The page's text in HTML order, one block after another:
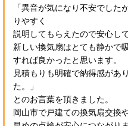
「異音が気になり不安でした
りやすく
説明してもらえたので安心し
新しい換気扇はとても静かで
すれば良かったと思います。
見積もりも明確で納得感があ
た。」
とのお言葉を頂きました。
岡山市で戸建ての換気扇交換